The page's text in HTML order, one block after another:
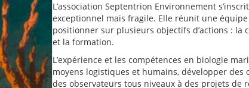
L’association Septentrion Environnement
exceptionnel mais fragile. Elle réunit une
positionner sur plusieurs objectifs d’actions :
et la formation.
L’expérience et les compétences en biologie
moyens logistiques et humains, développer
des observateurs tous niveaux à des projets